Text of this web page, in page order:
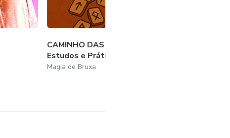
CAMINHO DAS RUNAS –
Estudos e Práticas Mensais
Magia de Bruxa